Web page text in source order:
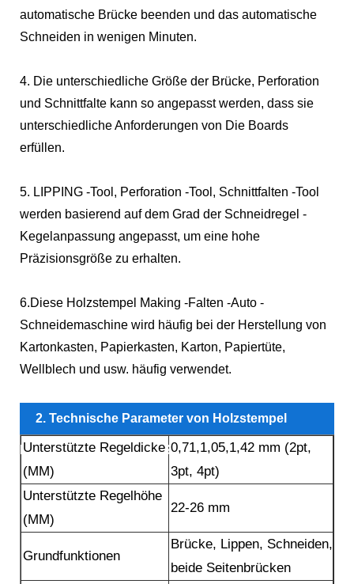
automatische Brücke beenden und das automatische
Schneiden in wenigen Minuten.
4. Die unterschiedliche Größe der Brücke, Perforation
und Schnittfalte kann so angepasst werden, dass sie
unterschiedliche Anforderungen von Die Boards
erfüllen.
5. LIPPING -Tool, Perforation -Tool, Schnittfalten -Tool
werden basierend auf dem Grad der Schneidregel -
Kegelanpassung angepasst, um eine hohe
Präzisionsgröße zu erhalten.
6.Diese Holzstempel Making -Falten -Auto -
Schneidemaschine wird häufig bei der Herstellung von
Kartonkasten, Papierkasten, Karton, Papiertüte,
Wellblech und usw. häufig verwendet.
2. Technische Parameter von Holzstempel
herstellen Falten -Auto -Schneidmaschine
Unterstützte Regeldicke
(MM)
0,71,1,05,1,42 mm (2pt,
3pt, 4pt)
Unterstützte Regelhöhe
(MM)
22-26 mm
Grundfunktionen
Brücke, Lippen, Schneiden,
beide Seitenbrücken